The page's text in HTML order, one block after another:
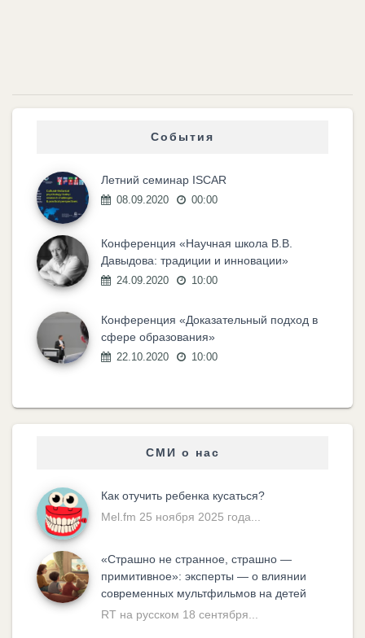
События
Летний семинар ISCAR
08.09.2020 00:00
Конференция «Научная школа В.В.
Давыдова: традиции и инновации»
24.09.2020 10:00
Конференция «Доказательный подход в
сфере образования»
22.10.2020 10:00
СМИ о нас
Как отучить ребенка кусаться?
Mel.fm 25 ноября 2025 года...
«Cтрашно не странное, страшно —
примитивное»: эксперты — о влиянии
современных мультфильмов на детей
RT на русском 18 сентября...